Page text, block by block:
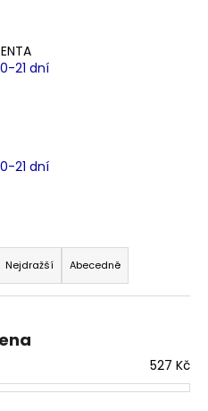
21 dní
21 dní
Nejdražší Abecedně
527 Kč